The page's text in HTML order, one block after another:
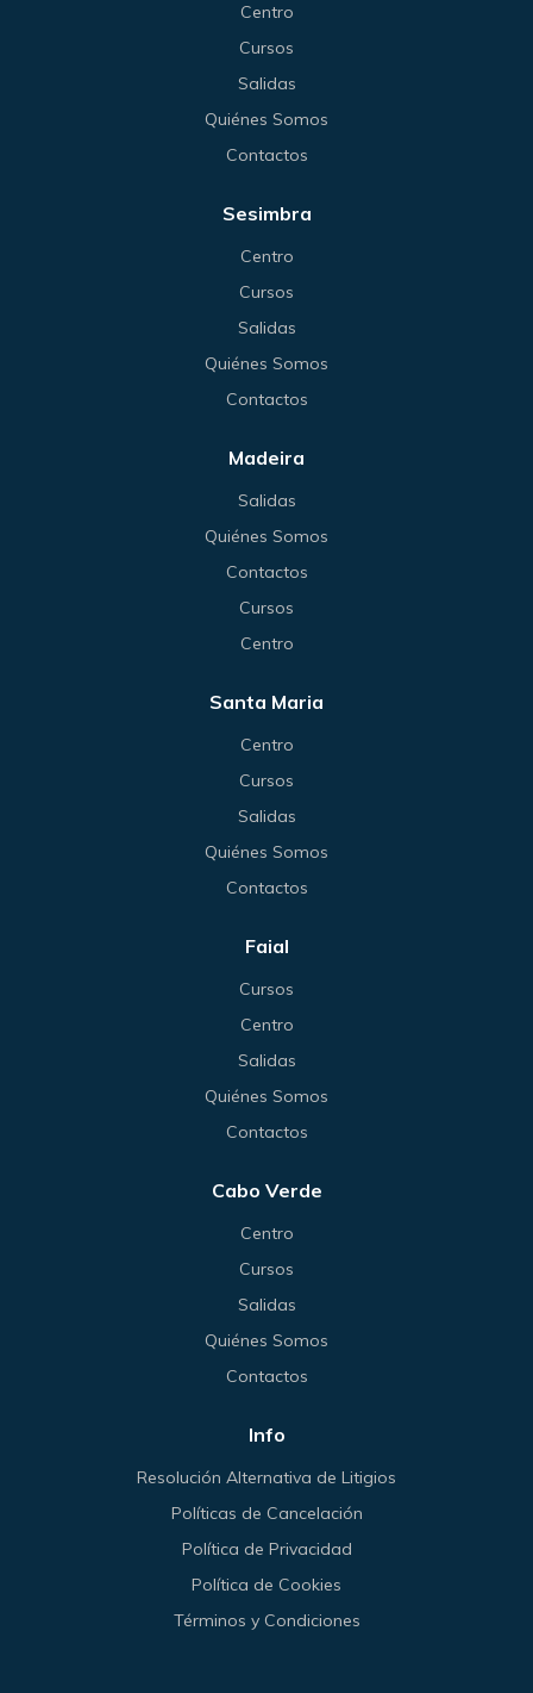
Centro
Cursos
Salidas
Quiénes Somos
Contactos
Sesimbra
Centro
Cursos
Salidas
Quiénes Somos
Contactos
Madeira
Salidas
Quiénes Somos
Contactos
Cursos
Centro
Santa Maria
Centro
Cursos
Salidas
Quiénes Somos
Contactos
Faial
Cursos
Centro
Salidas
Quiénes Somos
Contactos
Cabo Verde
Centro
Cursos
Salidas
Quiénes Somos
Contactos
Info
Resolución Alternativa de Litigios
Políticas de Cancelación
Política de Privacidad
Política de Cookies
Términos y Condiciones